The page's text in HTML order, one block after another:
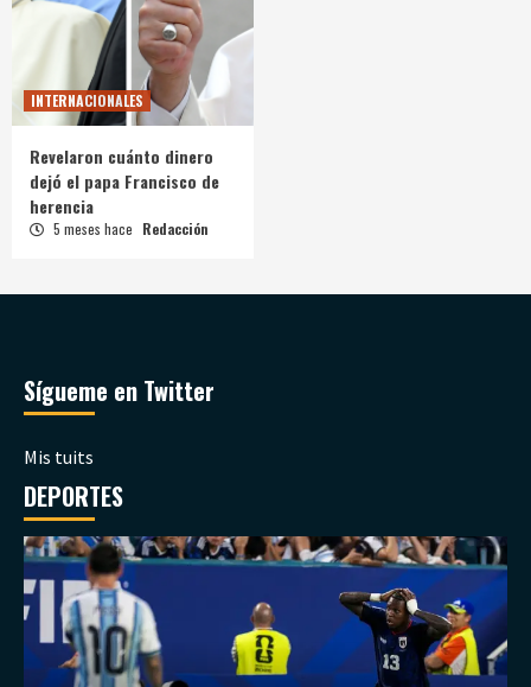
INTERNACIONALES
Revelaron cuánto dinero
dejó el papa Francisco de
herencia
5 meses hace Redacción
Sígueme en Twitter
Mis tuits
DEPORTES